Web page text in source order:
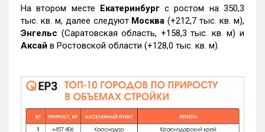
На втором месте Екатеринбургс ростом на 350,3
тыс. кв. м, далее следуют Москва (+212,7 тыс. кв. м),
Энгельс (Саратовская область, +158,3 тыс. кв. м) и
Аксай в Ростовской области (+128,0 тыс. кв. м).